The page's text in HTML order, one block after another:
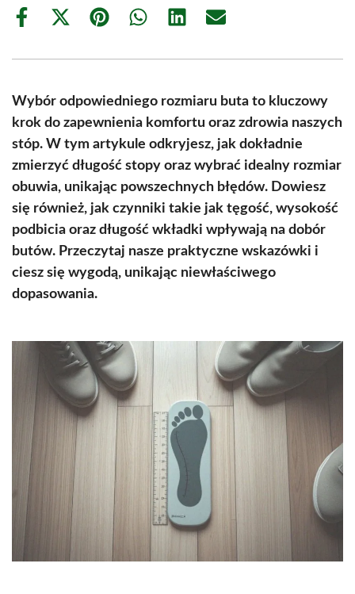
Share
Share
(Twitter)
Share Share Share Share
Wybór odpowiedniego rozmiaru buta to kluczowy
krok do zapewnienia komfortu oraz zdrowia naszych
stóp. W tym artykule odkryjesz, jak dokładnie
zmierzyć długość stopy oraz wybrać idealny rozmiar
obuwia, unikając powszechnych błędów. Dowiesz
się również, jak czynniki takie jak tęgość, wysokość
podbicia oraz długość wkładki wpływają na dobór
butów. Przeczytaj nasze praktyczne wskazówki i
ciesz się wygodą, unikając niewłaściwego
dopasowania.